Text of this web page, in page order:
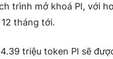
trình mở khoá PI, với
tháng tới.
triệu token PI sẽ